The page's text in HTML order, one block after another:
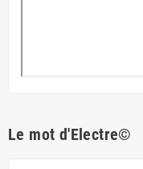
Le mot d'Electre©